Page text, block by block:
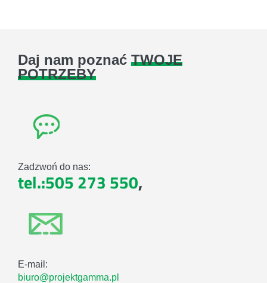
Daj nam poznać TWOJE
POTRZEBY
Zadzwoń do nas:
tel.:505 273 550,
E-mail:
biuro@projektgamma.pl